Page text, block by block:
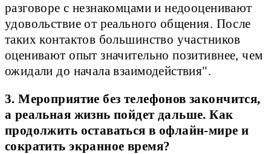
разговоре с незнакомцами и недооценивают
удовольствие от реального общения. После
таких контактов большинство участников
оценивают опыт значительно позитивнее, чем
ожидали до начала взаимодействия".
3. Мероприятие без телефонов закончится,
а реальная жизнь пойдет дальше. Как
продолжить оставаться в офлайн-мире и
сократить экранное время?